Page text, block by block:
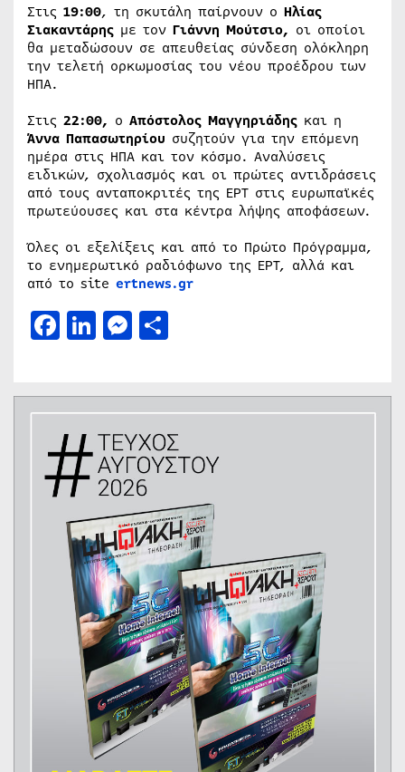
Στις 19:00, τη σκυτάλη παίρνουν ο Ηλίας
Σιακαντάρης με τον Γιάννη Μούτσιο, οι οποίοι
θα μεταδώσουν σε απευθείας σύνδεση ολόκληρη
την τελετή ορκωμοσίας του νέου προέδρου των
ΗΠΑ.
Στις 22:00, ο Απόστολος Μαγγηριάδης και η
Άννα Παπασωτηρίου συζητούν για την επόμενη
ημέρα στις ΗΠΑ και τον κόσμο. Αναλύσεις
ειδικών, σχολιασμός και οι πρώτες αντιδράσεις
από τους ανταποκριτές της ΕΡΤ στις ευρωπαϊκές
πρωτεύουσες και στα κέντρα λήψης αποφάσεων.
Όλες οι εξελίξεις και από το Πρώτο Πρόγραμμα,
το ενημερωτικό ραδιόφωνο της ΕΡΤ, αλλά και
από το site ertnews.gr
Facebook
LinkedIn
Messenger